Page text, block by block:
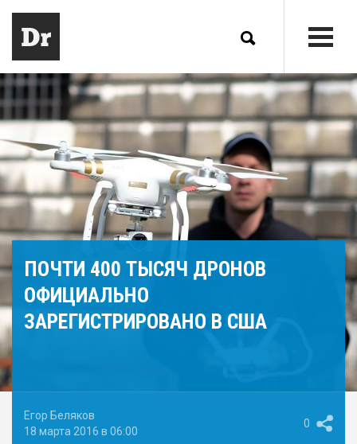
ПОЧТИ 400 ТЫСЯЧ ДРОНОВ
ОФИЦИАЛЬНО
ЗАРЕГИСТРИРОВАНО В США
Егор Беляков
18 марта 2016 в 06:00
0